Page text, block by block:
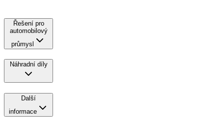
Řešení pro
automobilový
průmysl
Náhradní díly
Další
informace